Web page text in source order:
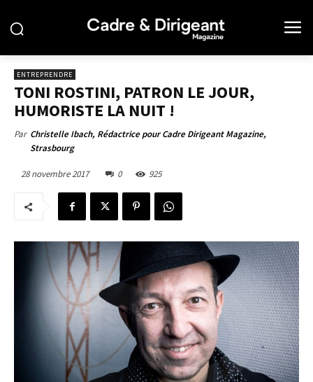
ENTREPRENDRE
TONI ROSTINI, PATRON LE JOUR,
HUMORISTE LA NUIT !
Par Christelle Ibach, Rédactrice pour Cadre Dirigeant Magazine,
Strasbourg
28 novembre 2017 0 925